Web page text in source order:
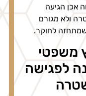
הגיעה
מגורם
לחוקר.
לפגישה